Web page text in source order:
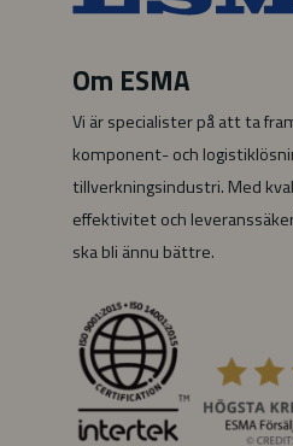
Om ESMA
Vi är specialister på att ta
komponent- och
tillverknings­industri. Med
effektivitet och
ska bli ännu bättre.